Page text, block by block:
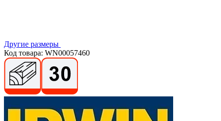
Другие размеры
Код товара: WN00057460